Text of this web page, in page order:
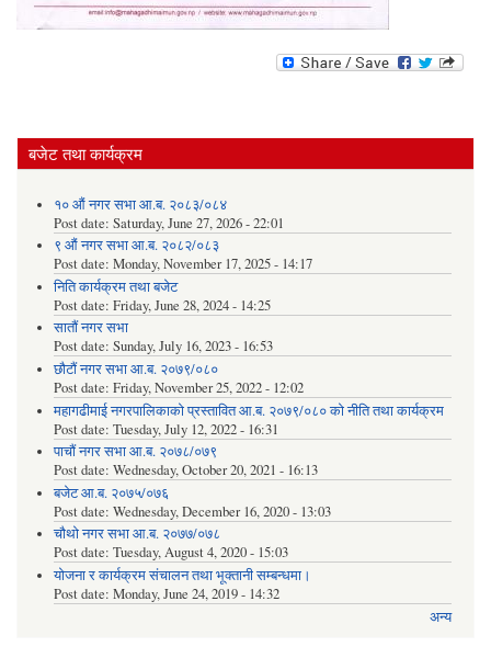
बजेट तथा कार्यक्रम
१० औं नगर सभा आ.ब. २०८३/०८४
Post date: Saturday, June 27, 2026 - 22:01
९ औं नगर सभा आ.ब. २०८२/०८३
Post date: Monday, November 17, 2025 - 14:17
निति कार्यक्रम तथा बजेट
Post date: Friday, June 28, 2024 - 14:25
सातौं नगर सभा
Post date: Sunday, July 16, 2023 - 16:53
छौटौं नगर सभा आ.ब. २०७९/०८०
Post date: Friday, November 25, 2022 - 12:02
महागढीमाई नगरपालिकाको प्रस्तावित आ.ब. २०७९/०८० को नीति तथा कार्यक्रम
Post date: Tuesday, July 12, 2022 - 16:31
पाचौं नगर सभा आ.ब. २०७८/०७९
Post date: Wednesday, October 20, 2021 - 16:13
बजेट आ.ब. २०७५/०७६
Post date: Wednesday, December 16, 2020 - 13:03
चौथो नगर सभा आ.ब. २०७७/०७८
Post date: Tuesday, August 4, 2020 - 15:03
योजना र कार्यक्रम संचालन तथा भूक्तानी सम्बन्धमा।
Post date: Monday, June 24, 2019 - 14:32
अन्य